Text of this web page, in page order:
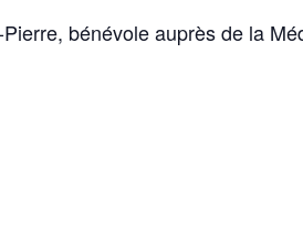
bénévole auprès de la